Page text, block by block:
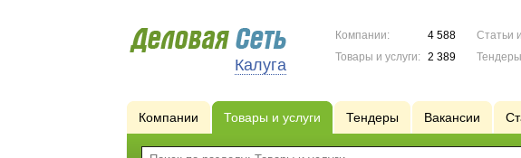
Калуга
Компании:
4 588
Товары и услуги:
2 389
Статьи
Компании Товары и услуги Тендеры Вакансии